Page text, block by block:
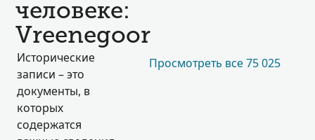
человеке:
Vreenegoor
Исторические
записи – это
документы, в
которых
содержатся
Просмотреть все 75 025